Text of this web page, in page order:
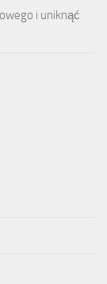
i uniknąć